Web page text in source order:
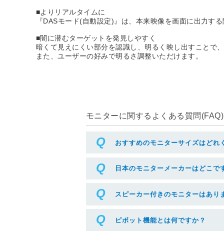
■よりリアルタイムに
『DASモード(自動設定)』は、本来映像を画面に出力す
■闇に潜むターゲットを発見しやすく
暗くて見えにくい部分を認識し、明るく映し出すことで
また、ユーザーの好みで明るさ調整いただけます。
モニターに関するよくある質問(FAQ)
おすすめのモニターサイズはどれ
日本のモニターメーカーはどこで
スピーカー付きのモニターはあり
ピボット機能とは何ですか？